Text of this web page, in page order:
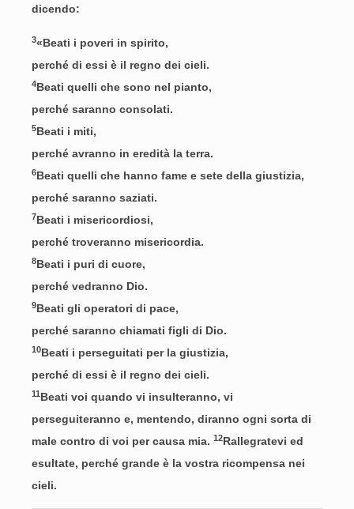
dicendo:
3«Beati i poveri in spirito,
perché di essi è il regno dei cieli.
4Beati quelli che sono nel pianto,
perché saranno consolati.
5Beati i miti,
perché avranno in eredità la terra.
6Beati quelli che hanno fame e sete della giustizia,
perché saranno saziati.
7Beati i misericordiosi,
perché troveranno misericordia.
8Beati i puri di cuore,
perché vedranno Dio.
9Beati gli operatori di pace,
perché saranno chiamati figli di Dio.
10Beati i perseguitati per la giustizia,
perché di essi è il regno dei cieli.
11Beati voi quando vi insulteranno, vi
perseguiteranno e, mentendo, diranno ogni sorta di
male contro di voi per causa mia. 12Rallegratevi ed
esultate, perché grande è la vostra ricompensa nei
cieli.